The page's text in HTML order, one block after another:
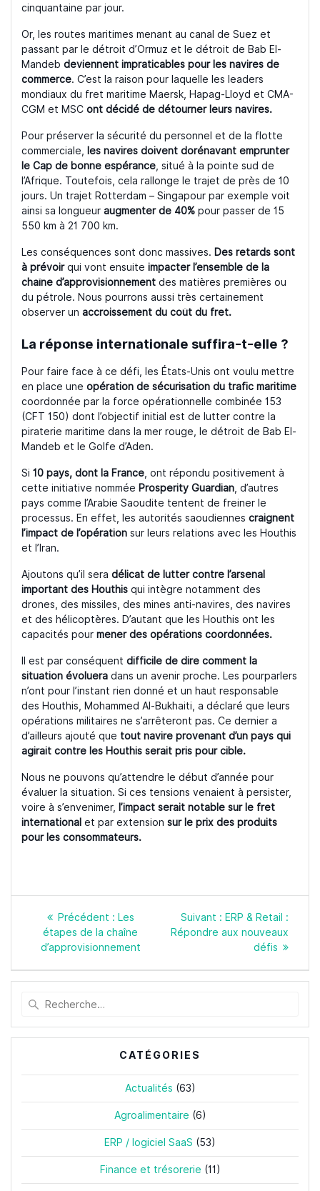
cinquantaine par jour.
Or, les routes maritimes menant au canal de Suez et
passant par le détroit d’Ormuz et le détroit de Bab El-
Mandeb deviennent impraticables pour les navires de
commerce. C’est la raison pour laquelle les leaders
mondiaux du fret maritime Maersk, Hapag-Lloyd et CMA-
CGM et MSC ont décidé de détourner leurs navires.
Pour préserver la sécurité du personnel et de la flotte
commerciale, les navires doivent dorénavant emprunter
le Cap de bonne espérance, situé à la pointe sud de
l’Afrique. Toutefois, cela rallonge le trajet de près de 10
jours. Un trajet Rotterdam – Singapour par exemple voit
ainsi sa longueur augmenter de 40% pour passer de 15
550 km à 21 700 km.
Les conséquences sont donc massives. Des retards sont
à prévoirqui vont ensuite impacter l’ensemble de la
chaîne d’approvisionnement des matières premières ou
du pétrole. Nous pourrons aussi très certainement
observer un accroissement du coût du fret.
La réponse internationale suffira-t-elle ?
Pour faire face à ce défi, les États-Unis ont voulu mettre
en place une opération de sécurisation du trafic maritime
coordonnée par la force opérationnelle combinée 153
(CFT 150) dont l’objectif initial est de lutter contre la
piraterie maritime dans la mer rouge, le détroit de Bab El-
Mandeb et le Golfe d’Aden.
Si 10 pays, dont la France, ont répondu positivement à
cette initiative nommée Prosperity Guardian, d’autres
pays comme l’Arabie Saoudite tentent de freiner le
processus. En effet, les autorités saoudiennes craignent
l’impact de l’opération sur leurs relations avec les Houthis
et l’Iran.
Ajoutons qu’il sera délicat de lutter contre l’arsenal
important des Houthis qui intègre notamment des
drones, des missiles, des mines anti-navires, des navires
et des hélicoptères. D’autant que les Houthis ont les
capacités pour mener des opérations coordonnées.
Il est par conséquent difficile de dire comment la
situation évoluera dans un avenir proche. Les pourparlers
n’ont pour l’instant rien donné et un haut responsable
des Houthis, Mohammed Al-Bukhaiti, a déclaré que leurs
opérations militaires ne s’arrêteront pas. Ce dernier a
d’ailleurs ajouté que tout navire provenant d’un pays qui
agirait contre les Houthis serait pris pour cible.
Nous ne pouvons qu’attendre le début d’année pour
évaluer la situation. Si ces tensions venaient à persister,
voire à s’envenimer, l’impact serait notable sur le fret
international et par extension sur le prix des produits
pour les consommateurs.
l’article
Précédent : Article
précédent
:
Les
étapes de la chaîne
d’approvisionnement
Suivant : Article
suivant
ERP & Retail :
Répondre aux nouveaux
défis
:
CATÉGORIES
Actualités (63)
Agroalimentaire (6)
ERP / logiciel SaaS (53)
Finance et trésorerie (11)